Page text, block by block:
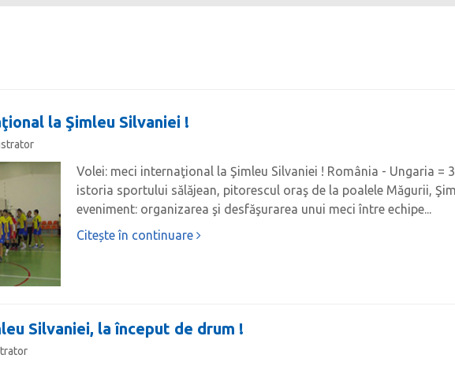
la Şimleu Silvaniei !
Volei: meci internaţional la Şimleu Silvaniei ! România - Ungaria =
istoria sportului sălăjean, pitorescul oraş de la poalele Măgurii,
eveniment: organizarea şi desfăşurarea unui meci între echipe...
Citește în continuare
Silvaniei, la început de drum !